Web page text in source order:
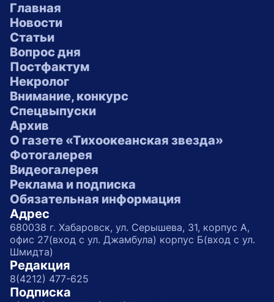
Главная
Новости
Статьи
Вопрос дня
Постфактум
Некролог
Внимание, конкурс
Спецвыпуски
Архив
О газете «Тихоокеанская звезда»
Фотогалерея
Видеогалерея
Реклама и подписка
Обязательная информация
Адрес
680038 г. Хабаровск, ул. Серышева, 31, корпус А,
офис 27(вход с ул. Джамбула) корпус Б(вход с ул.
Шмидта)
Редакция
8(4212) 477-625
Подписка